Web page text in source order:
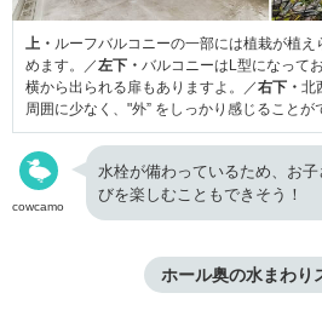
上・ ルーフバルコニーの一部には植栽が植え
めます。／左下・ バルコニーはL型になって
横から出られる扉もありますよ。／右下・ 北
周囲に少なく、"外” をしっかり感じることが
cowcamo
水栓が備わっているため、お
びを楽しむこともできそう！
ホール奥の水まわり